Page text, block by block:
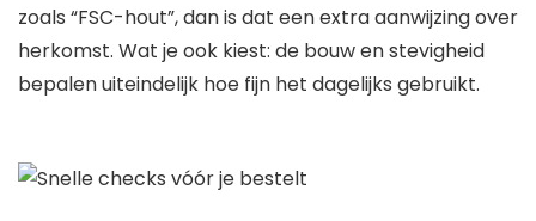
zoals “FSC-hout”, dan is dat een extra aanwijzing over
herkomst. Wat je ook kiest: de bouw en stevigheid
bepalen uiteindelijk hoe fijn het dagelijks gebruikt.